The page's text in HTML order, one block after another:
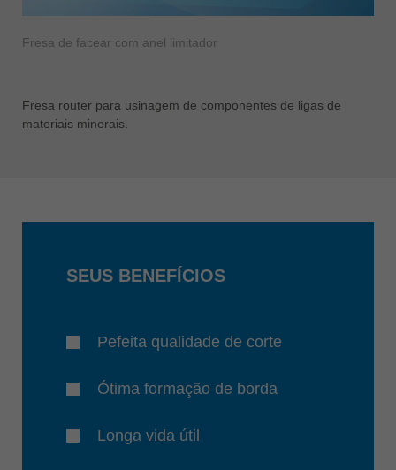
Fresa de facear com anel limitador
Fresa router para usinagem de componentes de ligas de
materiais minerais.
SEUS BENEFÍCIOS
Pefeita qualidade de corte
Ótima formação de borda
Longa vida útil